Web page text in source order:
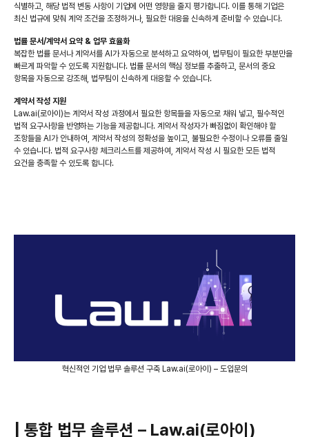
식별하고, 해당 법적 변동 사항이 기업에 어떤 영향을 줄지 평가합니다. 이를 통해 기업은
최신 법규에 맞춰 계약 조건을 조정하거나, 필요한 대응을 신속하게 준비할 수 있습니다.
법률 문서/계약서 요약 & 업무 효율화
복잡한 법률 문서나 계약서를 AI가 자동으로 분석하고 요약하여, 법무팀이 필요한 부분만을
빠르게 파악할 수 있도록 지원합니다. 법률 문서의 핵심 정보를 추출하고, 문서의 중요
항목을 자동으로 강조해, 법무팀이 신속하게 대응할 수 있습니다.
계약서 작성 지원
Law.ai(로아이)는 계약서 작성 과정에서 필요한 항목들을 자동으로 채워 넣고, 필수적인
법적 요구사항을 반영하는 기능을 제공합니다. 계약서 작성자가 빠짐없이 확인해야 할
조항들을 AI가 안내하여, 계약서 작성의 정확성을 높이고, 불필요한 수정이나 오류를 줄일
수 있습니다. 법적 요구사항 체크리스트를 제공하여, 계약서 작성 시 필요한 모든 법적
요건을 충족할 수 있도록 합니다.
혁신적인 기업 법무 솔루션 구축 Law.ai(로아이) – 도입문의
| 통합 법무 솔루션 – Law.ai(로아이)